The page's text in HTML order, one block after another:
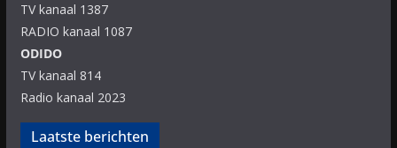
TV kanaal 1387
RADIO kanaal 1087
ODIDO
TV kanaal 814
Radio kanaal 2023
Laatste berichten